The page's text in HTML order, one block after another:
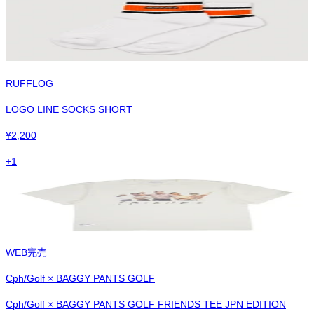
RUFFLOG
LOGO LINE SOCKS SHORT
¥2,200
+1
WEB完売
Cph/Golf × BAGGY PANTS GOLF
Cph/Golf × BAGGY PANTS GOLF FRIENDS TEE JPN EDITION